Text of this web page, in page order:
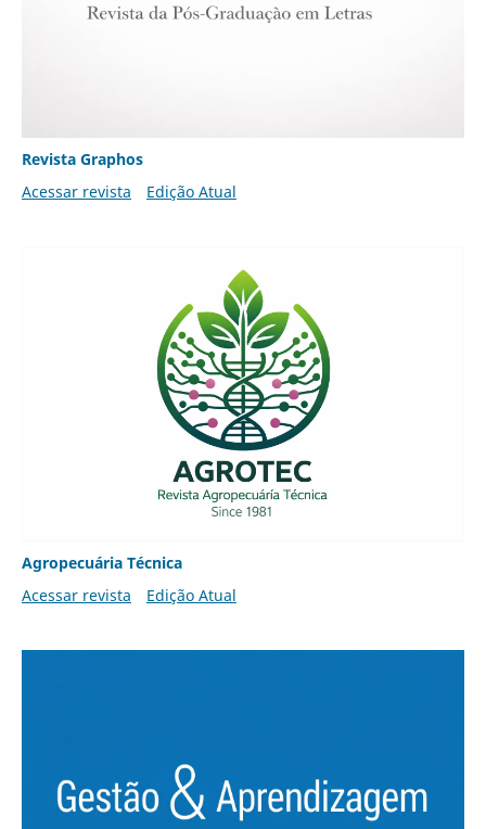
Revista Graphos
Acessar revista
Edição Atual
Agropecuária Técnica
Acessar revista
Edição Atual